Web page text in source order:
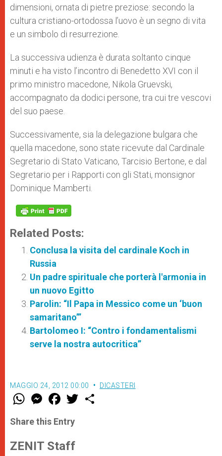
dimensioni, ornata di pietre preziose: secondo la
cultura cristiano-ortodossa l’uovo è un segno di vita
e un simbolo di resurrezione.
La successiva udienza è durata soltanto cinque
minuti e ha visto l’incontro di Benedetto XVI con il
primo ministro macedone, Nikola Gruevski,
accompagnato da dodici persone, tra cui tre vescovi
del suo paese.
Successivamente, sia la delegazione bulgara che
quella macedone, sono state ricevute dal Cardinale
Segretario di Stato Vaticano, Tarcisio Bertone, e dal
Segretario per i Rapporti con gli Stati, monsignor
Dominique Mamberti.
Related Posts:
Conclusa la visita del cardinale Koch in
Russia
Un padre spirituale che porterà l'armonia in
un nuovo Egitto
Parolin: “Il Papa in Messico come un ‘buon
samaritano’”
Bartolomeo I: “Contro i fondamentalismi
serve la nostra autocritica”
MAGGIO 24, 2012 00:00 DICASTERI
W
t
s
p
p
M
e
s
e
g
e
F
a
e
b
o
k
w
Share this Entry
ZENIT Staff